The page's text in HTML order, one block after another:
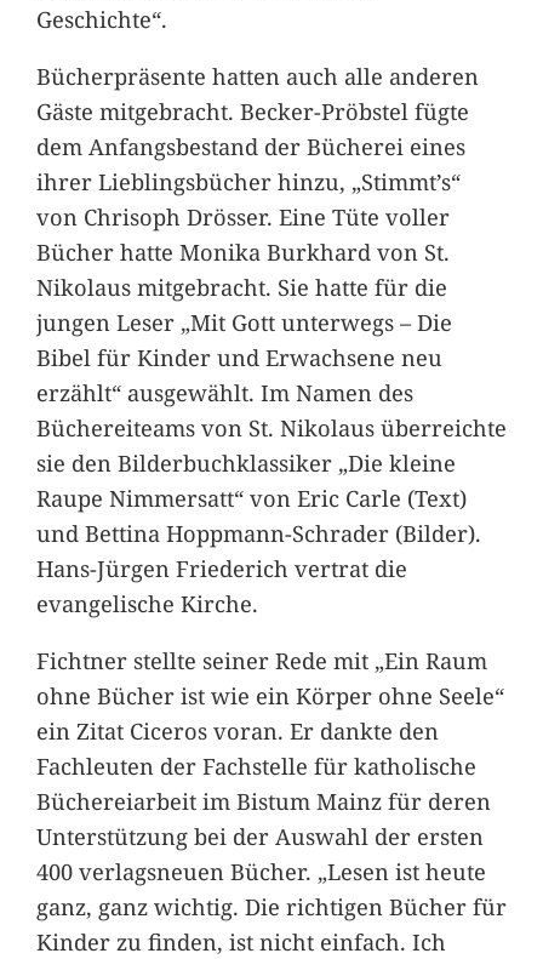
Geschichte“.
Bücherpräsente hatten auch alle anderen
Gäste mitgebracht. Becker-Pröbstel fügte
dem Anfangsbestand der Bücherei eines
ihrer Lieblingsbücher hinzu, „Stimmt’s“
von Chrisoph Drösser. Eine Tüte voller
Bücher hatte Monika Burkhard von St.
Nikolaus mitgebracht. Sie hatte für die
jungen Leser „Mit Gott unterwegs – Die
Bibel für Kinder und Erwachsene neu
erzählt“ ausgewählt. Im Namen des
Büchereiteams von St. Nikolaus überreichte
sie den Bilderbuchklassiker „Die kleine
Raupe Nimmersatt“ von Eric Carle (Text)
und Bettina Hoppmann-Schrader (Bilder).
Hans-Jürgen Friederich vertrat die
evangelische Kirche.
Fichtner stellte seiner Rede mit „Ein Raum
ohne Bücher ist wie ein Körper ohne Seele“
ein Zitat Ciceros voran. Er dankte den
Fachleuten der Fachstelle für katholische
Büchereiarbeit im Bistum Mainz für deren
Unterstützung bei der Auswahl der ersten
400 verlagsneuen Bücher. „Lesen ist heute
ganz, ganz wichtig. Die richtigen Bücher für
Kinder zu finden, ist nicht einfach. Ich